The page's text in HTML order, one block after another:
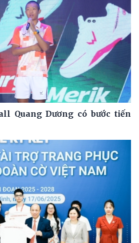
Quang Dương có bước tiến